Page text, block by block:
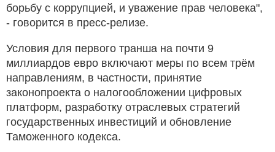
борьбу с коррупцией, и уважение прав человека",
- говорится в пресс-релизе.
Условия для первого транша на почти 9
миллиардов евро включают меры по всем трём
направлениям, в частности, принятие
законопроекта о налогообложении цифровых
платформ, разработку отраслевых стратегий
государственных инвестиций и обновление
Таможенного кодекса.